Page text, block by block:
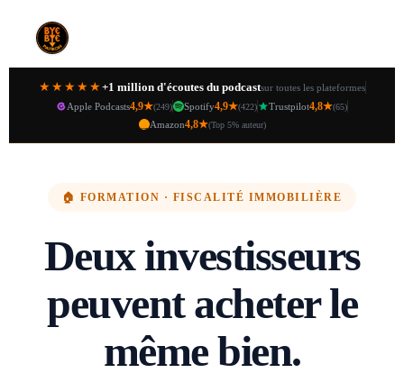
★★★★★+1 million d'écoutes du podcastsur toutes les plateformes
Apple Podcasts4,9★(249) Spotify4,9★(422) Trustpilot4,8★(65)
Amazon4,8★(Top 5% auteur)
🏠 FORMATION · FISCALITÉ IMMOBILIÈRE
Deux investisseurs
peuvent acheter le
même bien.